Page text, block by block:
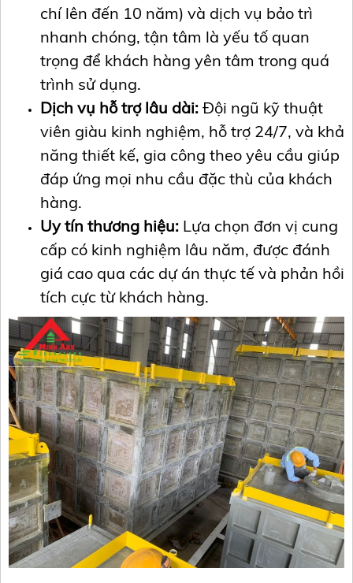
chí lên đến 10 năm) và dịch vụ bảo trì
nhanh chóng, tận tâm là yếu tố quan
trọng để khách hàng yên tâm trong quá
trình sử dụng.
Dịch vụ hỗ trợ lâu dài: Đội ngũ kỹ thuật
viên giàu kinh nghiệm, hỗ trợ 24/7, và khả
năng thiết kế, gia công theo yêu cầu giúp
đáp ứng mọi nhu cầu đặc thù của khách
hàng.
Uy tín thương hiệu: Lựa chọn đơn vị cung
cấp có kinh nghiệm lâu năm, được đánh
giá cao qua các dự án thực tế và phản hồi
tích cực từ khách hàng.